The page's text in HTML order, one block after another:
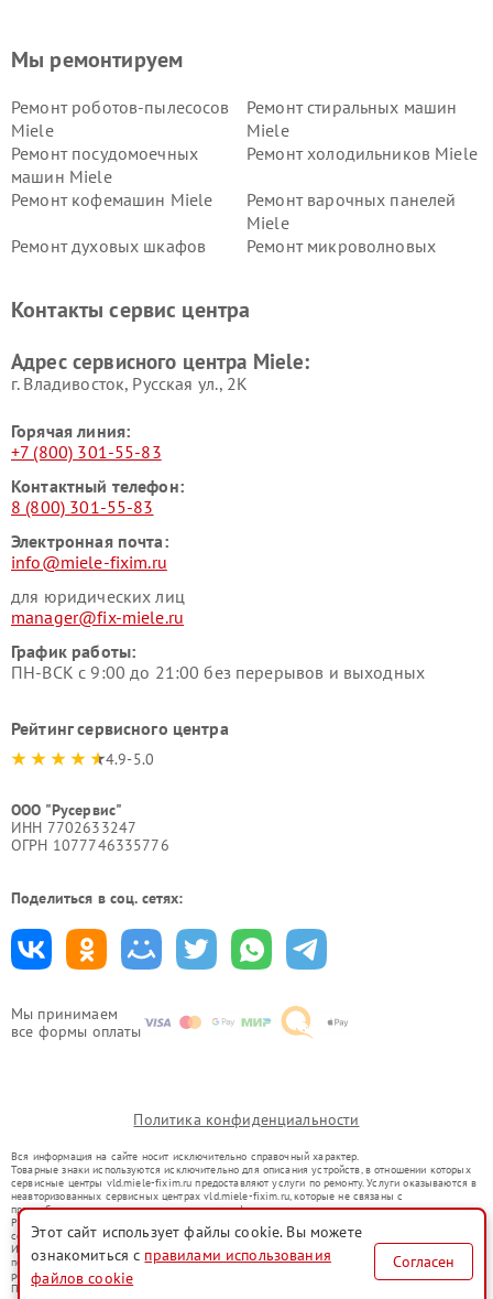
Мы принимаем
все формы оплаты
Мы ремонтируем
Ремонт роботов-пылесосов
Miele
Ремонт стиральных машин
Miele
Ремонт посудомоечных
машин Miele
Ремонт холодильников Miele
Ремонт кофемашин Miele
Ремонт варочных панелей
Miele
Ремонт духовых шкафов
Ремонт микроволновых
Miele
Miele
пылесосов Miele
Контакты сервис центра
Адрес сервисного центра Miele:
г. Владивосток, Русская ул., 2К
Горячая линия:
+7 (800) 301-55-83
Контактный телефон:
8 (800) 301-55-83
Электронная почта:
info@miele-fixim.ru
для юридических лиц
manager@fix-miele.ru
График работы:
ПН-ВСК с 9:00 до 21:00 без перерывов и выходных
Рейтинг сервисного центра
4.9-5.0
ООО "Русервис"
ИНН 7702633247
ОГРН 1077746335776
Поделиться в соц. сетях:
Политика конфиденциальности
Вся информация на сайте носит исключительно справочный характер.
Товарные знаки используются исключительно для описания устройств, в отношении которых
сервисные центры vld.miele-fixim.ru предоставляют услуги по ремонту. Услуги оказываются в
неавторизованных сервисных центрах vld.miele-fixim.ru, которые не связаны с
правообладателями товарных знаков или их официальными представителями.
Ремонт осуществляется для устройств, уже введенных в гражданский оборот в соответствии
со статьей 1487 ГК РФ.
Использование товарных знаков не преследует цели индивидуализации услуг или введения
потребителей в заблуждение, а служит для информирования о предоставляемых услугах по
ремонту техники указанных брендов.
Представленная на сайте информация не является публичной офертой, определяемой
Этот сайт использует файлы cookie. Вы можете
ознакомиться с правилами использования
файлов cookie
Согласен